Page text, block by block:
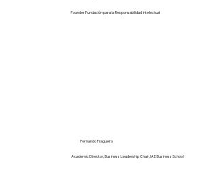
Fernando Fragueiro
Academic Director, Business Leadership Chair, IAE Business School
Founder Fundación para la Responsabilidad Intelectual